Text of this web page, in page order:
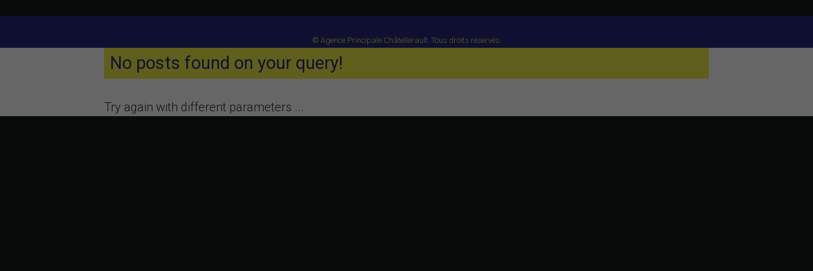
No posts found on your query!
Try again with different parameters ...
© Agence Principale Châtellerault. Tous droits réservés.